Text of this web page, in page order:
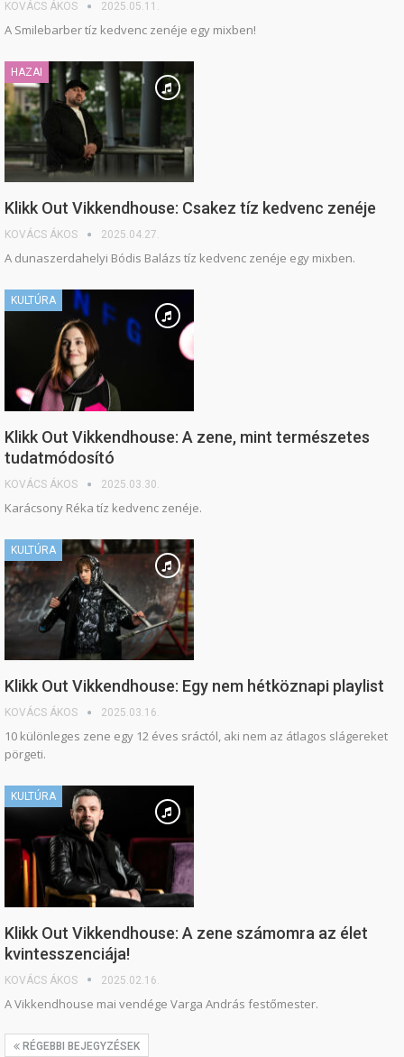
KOVÁCS ÁKOS 2025.05.11.
A Smilebarber tíz kedvenc zenéje egy mixben!
HAZAI
Klikk Out Vikkendhouse: Csakez tíz kedvenc zenéje
KOVÁCS ÁKOS 2025.04.27.
A dunaszerdahelyi Bódis Balázs tíz kedvenc zenéje egy mixben.
KULTÚRA
Klikk Out Vikkendhouse: A zene, mint természetes
tudatmódosító
KOVÁCS ÁKOS 2025.03.30.
Karácsony Réka tíz kedvenc zenéje.
KULTÚRA
Klikk Out Vikkendhouse: Egy nem hétköznapi playlist
KOVÁCS ÁKOS 2025.03.16.
10 különleges zene egy 12 éves sráctól, aki nem az átlagos slágereket
pörgeti.
KULTÚRA
Klikk Out Vikkendhouse: A zene számomra az élet
kvintesszenciája!
KOVÁCS ÁKOS 2025.02.16.
A Vikkendhouse mai vendége Varga András festőmester.
RÉGEBBI BEJEGYZÉSEK